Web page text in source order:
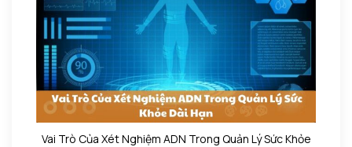
Vai Trò Của Xét Nghiệm ADN Trong Quản Lý Sức Khỏe